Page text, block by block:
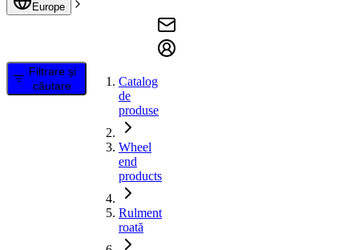
Europe
Filtrare și
căutare
Catalog
de
produse
Wheel
end
products
Rulment
roată